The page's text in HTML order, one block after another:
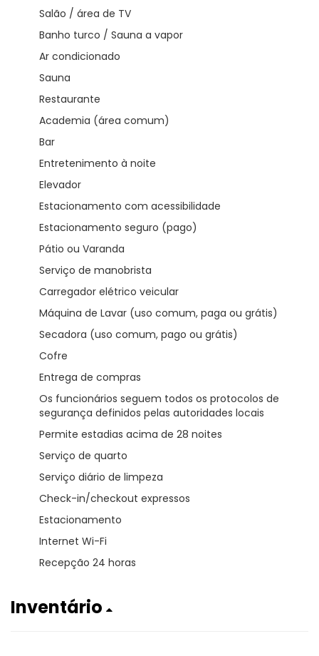
Salão / área de TV
Banho turco / Sauna a vapor
Ar condicionado
Sauna
Restaurante
Academia (área comum)
Bar
Entretenimento à noite
Elevador
Estacionamento com acessibilidade
Estacionamento seguro (pago)
Pátio ou Varanda
Serviço de manobrista
Carregador elétrico veicular
Máquina de Lavar (uso comum, paga ou grátis)
Secadora (uso comum, pago ou grátis)
Cofre
Entrega de compras
Os funcionários seguem todos os protocolos de
segurança definidos pelas autoridades locais
Permite estadias acima de 28 noites
Serviço de quarto
Serviço diário de limpeza
Check-in/checkout expressos
Estacionamento
Internet Wi-Fi
Recepção 24 horas
Inventário